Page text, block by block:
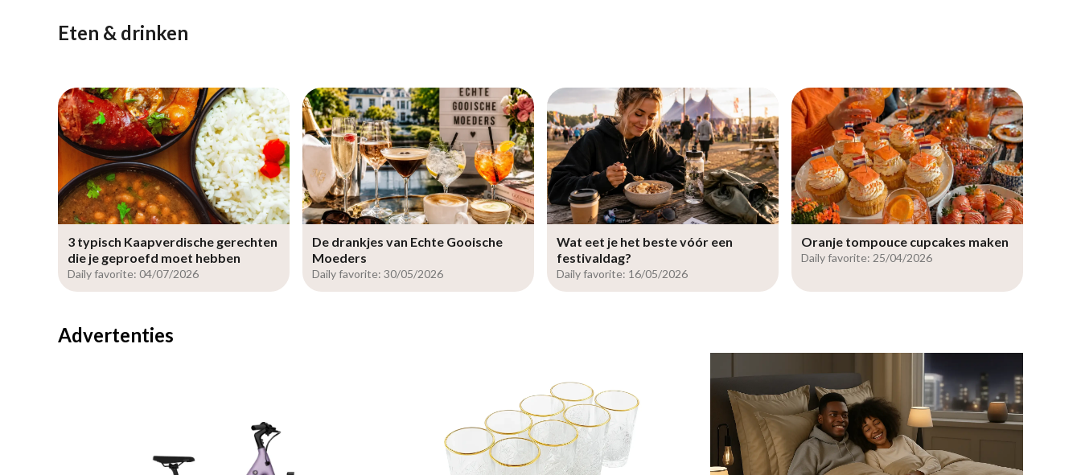
Eten & drinken
3 typisch Kaapverdische gerechten
die je geproefd moet hebben
Daily favorite: 04/07/2026
De drankjes van Echte Gooische
Moeders
Daily favorite: 30/05/2026
Wat eet je het beste vóór een
festivaldag?
Daily favorite: 16/05/2026
Oranje tompouce cupcakes maken
Daily favorite: 25/04/2026
Advertenties